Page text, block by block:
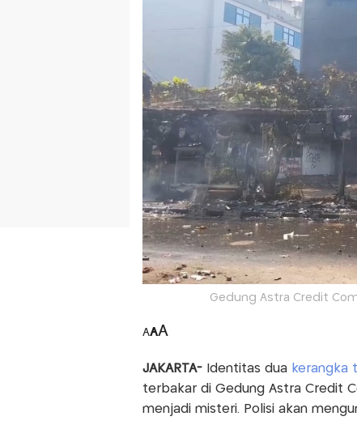
Gedung Astra Credit
AAA
JAKARTA-Identitas duakerangka
terbakar di Gedung Astra Credit
menjadi misteri. Polisi akan